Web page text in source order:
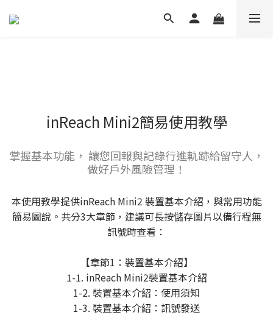
inReach Mini2簡易使用教學
掌握基本功能， 讓您回報與記錄行進軌跡給留守人，
做好戶外風險管理！
本使用教學提供inReach Mini2 裝置基本介紹，與常用功能
簡易圖說。共分3大章節，建議可長按儲存圖片以備行程無
訊號時查看：
【章節1：裝置基本介紹】
1-1. inReach Mini2裝置基本介紹
1-2. 裝置基本介紹：使用須知
1-3. 裝置基本介紹：訊號發送